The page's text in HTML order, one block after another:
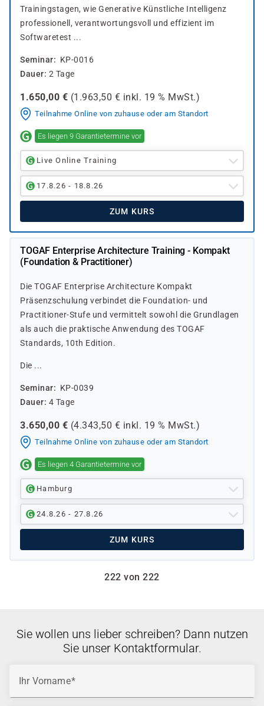
Trainingstagen, wie Generative Künstliche Intelligenz
professionell, verantwortungsvoll und effizient im
Softwaretest ...
Seminar
KP-0016
Dauer 2 Tage
1.650,00 € (1.963,50 € inkl. 19 % MwSt.)
Teilnahme Online von zuhause oder am Standort
Es liegen 9 Garantietermine vor
Live Online Training
17.8.26 - 18.8.26
ZUM KURS
TOGAF Enterprise Architecture Training - Kompakt
(Foundation & Practitioner)
Die TOGAF Enterprise Architecture Kompakt
Präsenzschulung verbindet die Foundation- und
Practitioner-Stufe und vermittelt sowohl die Grundlagen
als auch die praktische Anwendung des TOGAF
Standards, 10th Edition.
Die ...
Seminar
KP-0039
Dauer 4 Tage
3.650,00 € (4.343,50 € inkl. 19 % MwSt.)
Teilnahme Online von zuhause oder am Standort
Es liegen 4 Garantietermine vor
Hamburg
24.8.26 - 27.8.26
ZUM KURS
222 von 222
Sie wollen uns lieber schreiben? Dann nutzen
Sie unser Kontaktformular.
Ihr Vorname